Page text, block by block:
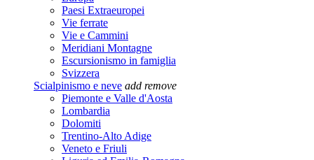
Paesi Extraeuropei
Vie ferrate
Vie e Cammini
Meridiani Montagne
Escursionismo in famiglia
Svizzera
Scialpinismo e neve add remove
Piemonte e Valle d'Aosta
Lombardia
Dolomiti
Trentino-Alto Adige
Veneto e Friuli